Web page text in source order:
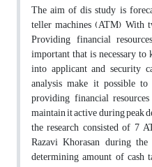
The aim of dis study is
teller machines (ATM) With
Providing financial
important that is necessary
into applicant and security
analysis make it possible
providing financial
maintain it active during peak
the research consisted of 7
Razavi Khorasan during
determining amount of